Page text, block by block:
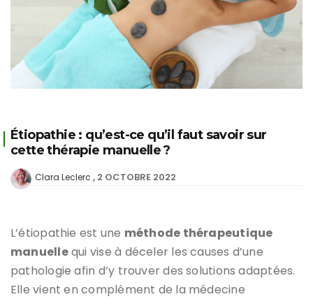
Étiopathie : qu’est-ce qu’il faut savoir sur
cette thérapie manuelle ?
Clara Leclerc 2 OCTOBRE 2022
L’étiopathie est une méthode thérapeutique
manuellequi vise à déceler les causes d’une
pathologie afin d’y trouver des solutions adaptées.
Elle vient en complément de la médecine